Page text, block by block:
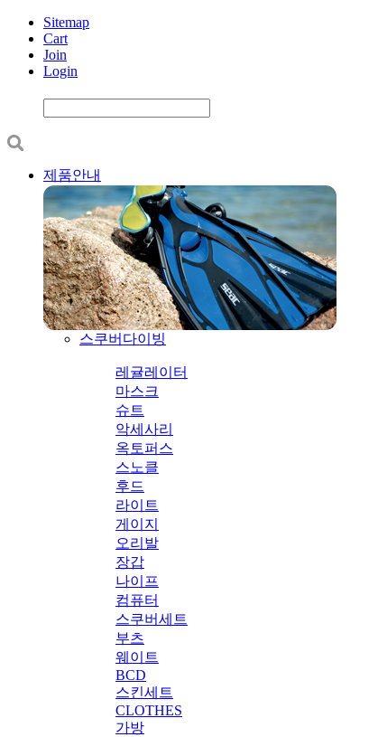
Sitemap
Cart
Join
Login
제품안내
스쿠버다이빙
레귤레이터
마스크
슈트
악세사리
옥토퍼스
스노클
후드
라이트
게이지
오리발
장갑
나이프
컴퓨터
스쿠버세트
부츠
웨이트
BCD
스킨세트
CLOTHES
가방